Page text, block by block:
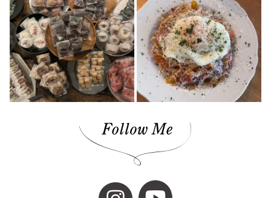
岡村島(3)
民藝(3) アーキテクト工房 Pure(2)
素敵な暮らしを訪ねて(1)
プレゼント(1)
予土線(1) アイス(1) VOL.09(2)
パン屋(2)
mayudama(1)
大洲市(1) 砥部焼(2)
愛媛社会福祉協議会(1)
愛媛デザイナーズハウス(9)
今治市(3) 観光(4) 先進医療(1)
VOL.06(1)
本(7)
予土線駅前マルシェ(1) アイスクリーム(1) 80年代(2)
第二弾(2)
おそとごはん(1)
大街道(1) forkids(1)
福祉(1)
技と心でつくるみかんジュース(1)
愛媛さくらひめシリーズ(1)
歴史(2)